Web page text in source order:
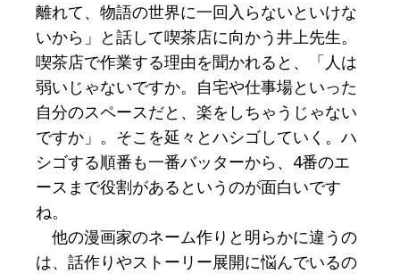
離れて、物語の世界に一回入らないといけな
いから」と話して喫茶店に向かう井上先生。
喫茶店で作業する理由を聞かれると、「人は
弱いじゃないですか。自宅や仕事場といった
自分のスペースだと、楽をしちゃうじゃない
ですか」。そこを延々とハシゴしていく。ハ
シゴする順番も一番バッターから、4番のエ
ースまで役割があるというのが面白いです
ね。
他の漫画家のネーム作りと明らかに違うの
は、話作りやストーリー展開に悩んでいるの